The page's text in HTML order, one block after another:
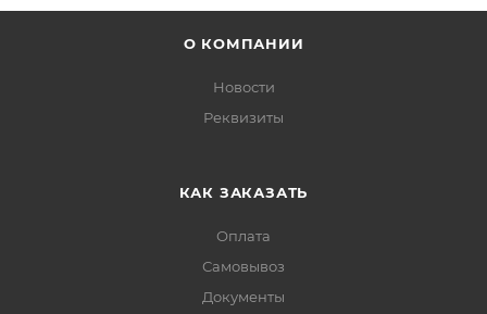
О КОМПАНИИ
Новости
Реквизиты
КАК ЗАКАЗАТЬ
Оплата
Самовывоз
Документы